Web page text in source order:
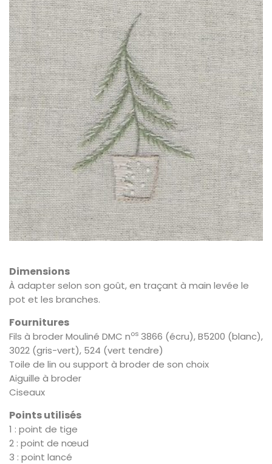
Dimensions
À adapter selon son goût, en traçant à main levée le
pot et les branches.
Fournitures
Fils à broder Mouliné DMC nos 3866 (écru), B5200 (blanc),
3022 (gris-vert), 524 (vert tendre)
Toile de lin ou support à broder de son choix
Aiguille à broder
Ciseaux
Points utilisés
1 : point de tige
2 : point de nœud
3 : point lancé